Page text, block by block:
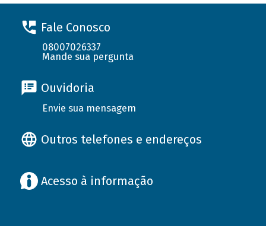
Fale Conosco
08007026337
Mande sua pergunta
Ouvidoria
Envie sua mensagem
Outros telefones e endereços
Acesso à informação